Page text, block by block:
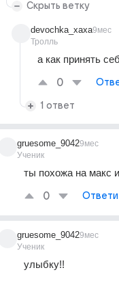
Скрыть ветку
devochka_xaxa
Тролль
9мес
а как принять
0
1 ответ
gruesome_9042
Ученик
9мес
ты похожа на макс
0
gruesome_9042
Ученик
9мес
улыбку!!